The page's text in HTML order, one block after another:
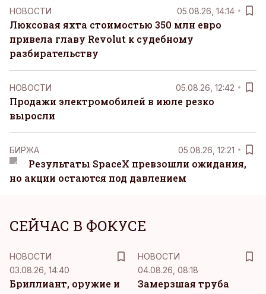
НОВОСТИ 05.08.26, 14:14
Люксовая яхта стоимостью 350 млн евро
привела главу Revolut к судебному
разбирательству
НОВОСТИ 05.08.26, 12:42
Продажи электромобилей в июле резко
выросли
БИРЖА 05.08.26, 12:21
Результаты SpaceX превзошли ожидания,
но акции остаются под давлением
СЕЙЧАС В ФОКУСЕ
НОВОСТИ
03.08.26, 14:40
Бриллиант, оружие и
НОВОСТИ
04.08.26, 08:18
Замерзшая труба